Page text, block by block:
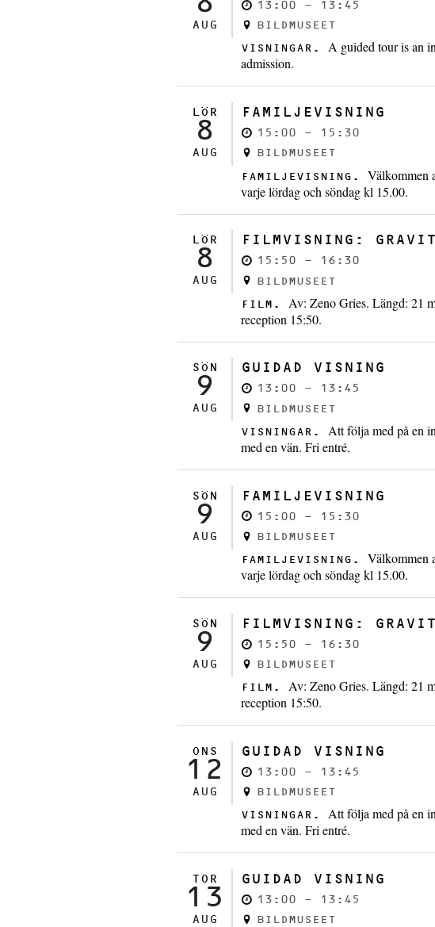
AUG
13:00 - 13:45
BILDMUSEET
VISNINGAR. A guided tour is an
admission.
LÖR
8
AUG
FAMILJEVISNING
15:00 - 15:30
BILDMUSEET
FAMILJEVISNING. Välkommen
varje lördag och söndag kl 15.00.
LÖR
8
AUG
FILMVISNING:
15:50 - 16:30
BILDMUSEET
FILM. Av: Zeno Gries. Längd: 21
reception 15:50.
SÖN
9
AUG
GUIDAD VISNING
13:00 - 13:45
BILDMUSEET
VISNINGAR. Att följa med på en
med en vän. Fri entré.
SÖN
9
AUG
FAMILJEVISNING
15:00 - 15:30
BILDMUSEET
FAMILJEVISNING. Välkommen
varje lördag och söndag kl 15.00.
SÖN
9
AUG
FILMVISNING:
15:50 - 16:30
BILDMUSEET
FILM. Av: Zeno Gries. Längd: 21
reception 15:50.
ONS
12
AUG
GUIDAD VISNING
13:00 - 13:45
BILDMUSEET
VISNINGAR. Att följa med på en
med en vän. Fri entré.
TOR
13
AUG
GUIDAD VISNING
13:00 - 13:45
BILDMUSEET